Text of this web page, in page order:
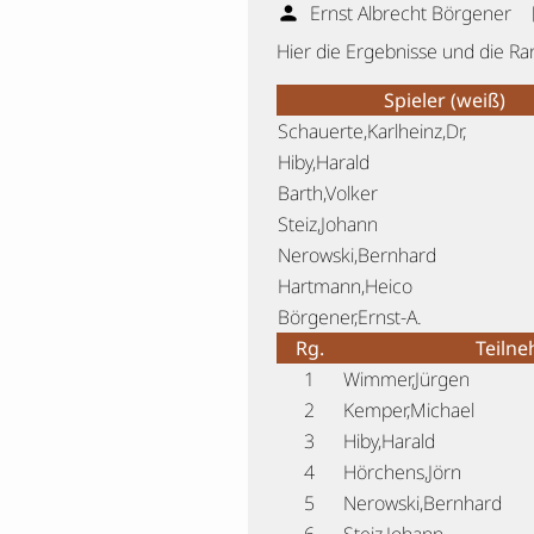
person Ernst Albrecht Börgener
Hier die Ergebnisse und die
Spieler (weiß)
Schauerte,Karlheinz,Dr,
Hiby,Harald
Barth,Volker
Steiz,Johann
Nerowski,Bernhard
Hartmann,Heico
Börgener,Ernst-A.
Rg.
1
Wimmer,Jürgen
2
Kemper,Michael
3
Hiby,Harald
4
Hörchens,Jörn
5
Nerowski,Bernhard